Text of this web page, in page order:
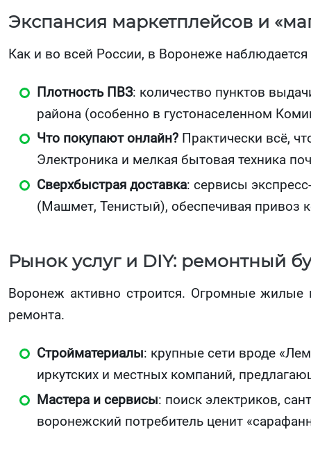
Экспансия маркетплейсов и
Как и во всей России, в Воронеже наблюдается
Плотность ПВЗ: количество пунктов
района (особенно в густонаселенном
Что покупают онлайн? Практически всё,
Электроника и мелкая бытовая техника
Сверхбыстрая доставка: сервисы
(Машмет, Тенистый), обеспечивая привоз
Рынок услуг и DIY: ремонтный
Воронеж активно строится. Огромные
ремонта.
Стройматериалы: крупные сети вроде
иркутских и местных компаний,
Мастера и сервисы: поиск электриков,
воронежский потребитель ценит